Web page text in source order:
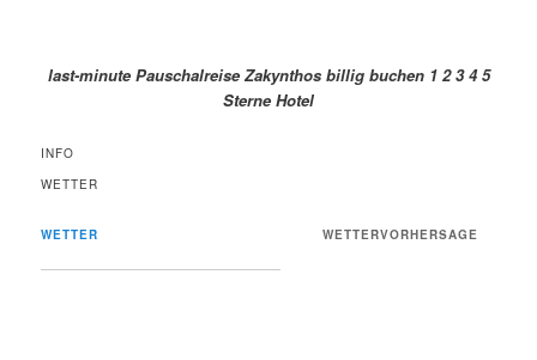
last-minute Pauschalreise Zakynthos billig buchen 1 2 3 4 5
Sterne Hotel
INFO
WETTER
WETTER WETTERVORHERSAGE